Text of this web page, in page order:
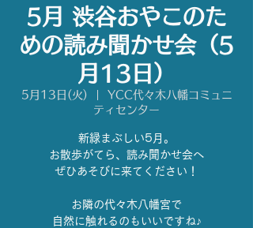
5月 渋谷おやこのた
めの読み聞かせ会（5
月13日）
5月13日(火)
YCC代々木八幡コミュニ
ティセンター
新緑まぶしい5月。
お散歩がてら、読み聞かせ会へ
ぜひあそびに来てください！
お隣の代々木八幡宮で
自然に触れるのもいいですね♪